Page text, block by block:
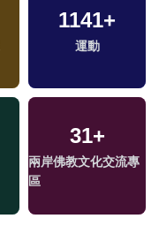
1141+
運動
31+
兩岸佛教文化交流專
區